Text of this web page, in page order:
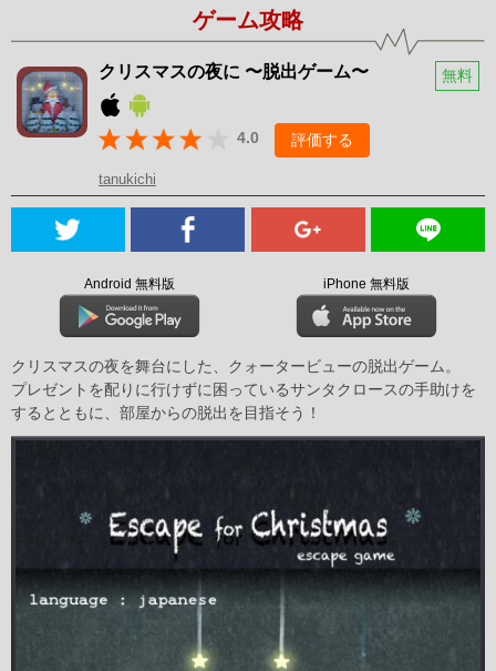
ゲーム攻略
クリスマスの夜に 〜脱出ゲーム〜 無料
4.0 評価する
tanukichi
Android 無料版 iPhone 無料版
クリスマスの夜を舞台にした、クォータービューの脱出ゲーム。
プレゼントを配りに行けずに困っているサンタクロースの手助けを
するとともに、部屋からの脱出を目指そう！